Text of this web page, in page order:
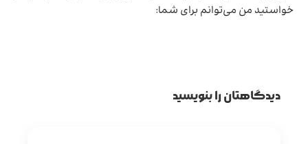
خواستید من می‌توانم برای شما:
دیدگاهتان را بنویسید